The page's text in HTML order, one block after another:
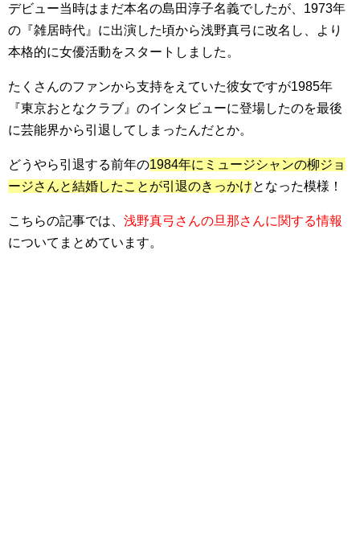
デビュー当時はまだ本名の島田淳子名義でしたが、1973年
の『雑居時代』に出演した頃から浅野真弓に改名し、より
本格的に女優活動をスタートしました。
たくさんのファンから支持をえていた彼女ですが1985年
『東京おとなクラブ』のインタビューに登場したのを最後
に芸能界から引退してしまったんだとか。
どうやら引退する前年の1984年にミュージシャンの柳ジョ
ージさんと結婚したことが引退のきっかけとなった模様！
こちらの記事では、 浅野真弓さんの旦那さんに関する情報
についてまとめています。